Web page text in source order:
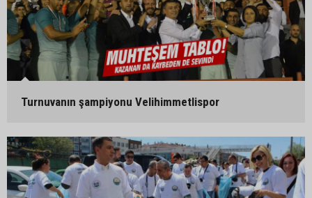
Turnuvanın şampiyonu Velihimmetlispor